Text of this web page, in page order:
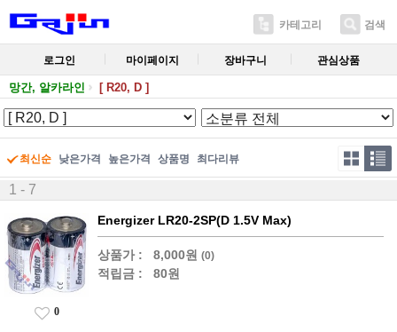
카테고리 검색
로그인 마이페이지 장바구니 관심상품
망간, 알카라인 [ R20, D ]
최신순 낮은가격 높은가격 상품명 최다리뷰
1 - 7
Energizer LR20-2SP(D 1.5V Max)
상품가 : 8,000원 (0)
적립금 : 80원
0